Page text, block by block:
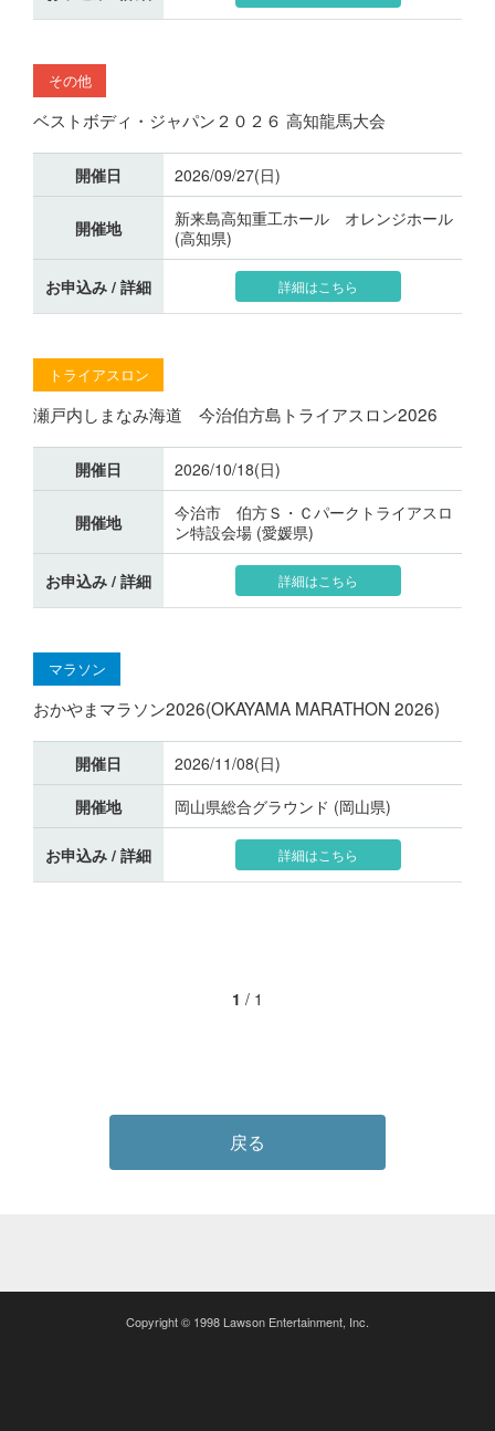
その他
ベストボディ・ジャパン２０２６ 高知龍馬大会
開催日 2026/09/27(日)
開催地
新来島高知重工ホール オレンジホール
(高知県)
お申込み / 詳細 詳細はこちら
トライアスロン
瀬戸内しまなみ海道 今治伯方島トライアスロン2026
開催日 2026/10/18(日)
開催地
今治市 伯方Ｓ・Ｃパークトライアスロ
ン特設会場 (愛媛県)
お申込み / 詳細 詳細はこちら
マラソン
おかやまマラソン2026(OKAYAMA MARATHON 2026)
開催日
2026/11/08(日)
開催地
岡山県総合グラウンド (岡山県)
お申込み / 詳細 詳細はこちら
1 / 1
戻る
Copyright © 1998 Lawson Entertainment, Inc.